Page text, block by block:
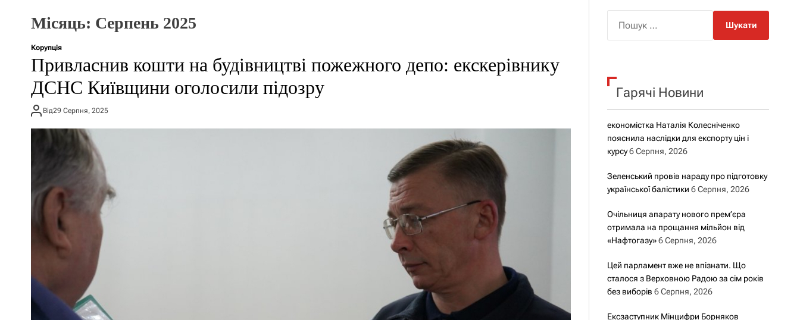
р
о
у
Місяць: Серпень 2025
Корупція
Привласнив кошти на будівництві пожежного депо: екскерівнику
ДСНС Київщини оголосили підозру
Від29 Серпня, 2025
к
Гарячі Новини
економістка Наталія Колесніченко
пояснила наслідки для експорту цін і
курсу 6 Серпня, 2026
Зеленський провів нараду про підготовку
української балістики 6 Серпня, 2026
Очільниця апарату нового прем’єра
отримала на прощання мільйон від
«Нафтогазу» 6 Серпня, 2026
Цей парламент вже не впізнати. Що
сталося з Верховною Радою за сім років
без виборів 6 Серпня, 2026
Ексзаступник Мінцифри Борняков